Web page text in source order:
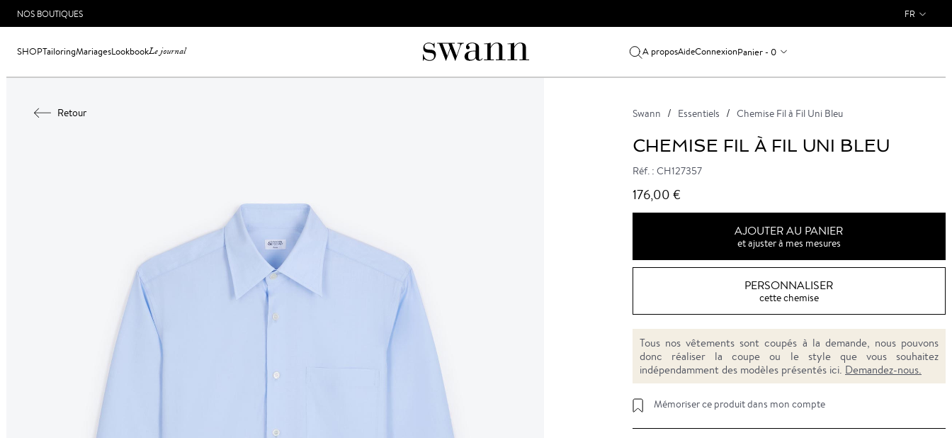
NOS BOUTIQUES FR
SHOPTailoringMariagesLookbookLe journal A proposAideConnexionPanier - 0
Retour Swann Essentiels Chemise Fil à Fil Uni Bleu
CHEMISE FIL À FIL UNI BLEU
Réf. : CH127357
176,00 €
AJOUTER AU PANIER
et ajuster à mes mesures
PERSONNALISER
cette chemise
Tous nos vêtements sont coupés à la demande, nous pouvons
donc réaliser la coupe ou le style que vous souhaitez
indépendamment des modèles présentés ici. Demandez-nous.
Mémoriser ce produit dans mon compte